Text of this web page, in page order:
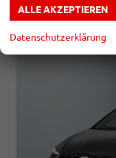
CO2 -Klasse:D
2
ALLE AKZEPTIEREN
Datenschutzerklärung